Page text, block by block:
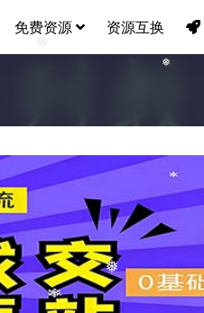
❅
免费资源 资源互换